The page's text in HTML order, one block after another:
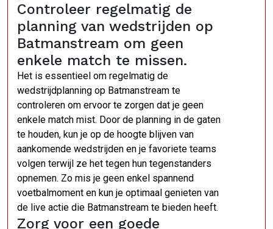
Controleer regelmatig de
planning van wedstrijden op
Batmanstream om geen
enkele match te missen.
Het is essentieel om regelmatig de
wedstrijdplanning op Batmanstream te
controleren om ervoor te zorgen dat je geen
enkele match mist. Door de planning in de gaten
te houden, kun je op de hoogte blijven van
aankomende wedstrijden en je favoriete teams
volgen terwijl ze het tegen hun tegenstanders
opnemen. Zo mis je geen enkel spannend
voetbalmoment en kun je optimaal genieten van
de live actie die Batmanstream te bieden heeft.
Zorg voor een goede